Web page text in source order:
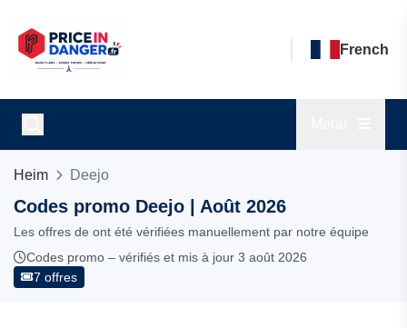
French
Heim Deejo
Codes promo Deejo | Août 2026
Les offres de ont été vérifiées manuellement par notre équipe
Codes promo – vérifiés et mis à jour 3 août 2026
7 offres